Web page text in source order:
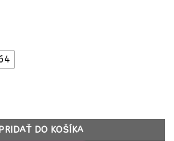
prsteň striebornej farby farebné kamene
DO KOŠÍKA